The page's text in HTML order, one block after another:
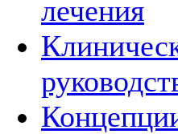
лечения